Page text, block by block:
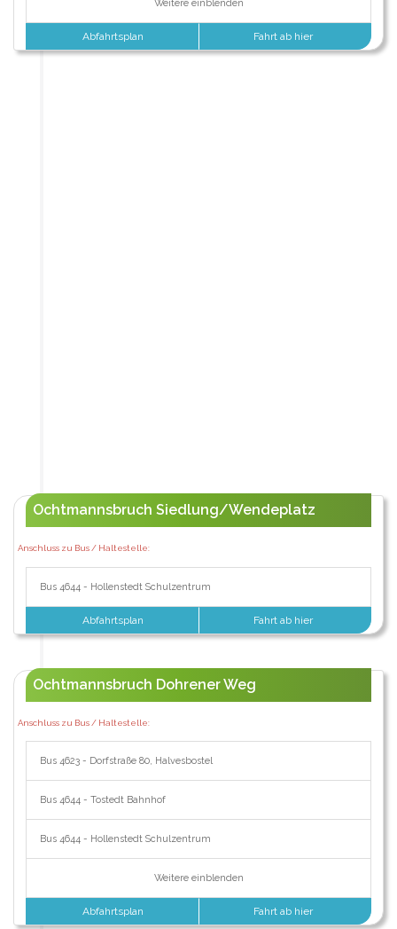
Weitere einblenden
Abfahrtsplan Fahrt ab hier
Ochtmannsbruch Siedlung/Wendeplatz
Anschluss zu Bus / Haltestelle:
Bus 4644 - Hollenstedt Schulzentrum
Abfahrtsplan Fahrt ab hier
Ochtmannsbruch Dohrener Weg
Anschluss zu Bus / Haltestelle:
Bus 4623 - Dorfstraße 80, Halvesbostel
Bus 4644 - Tostedt Bahnhof
Bus 4644 - Hollenstedt Schulzentrum
Weitere einblenden
Abfahrtsplan Fahrt ab hier